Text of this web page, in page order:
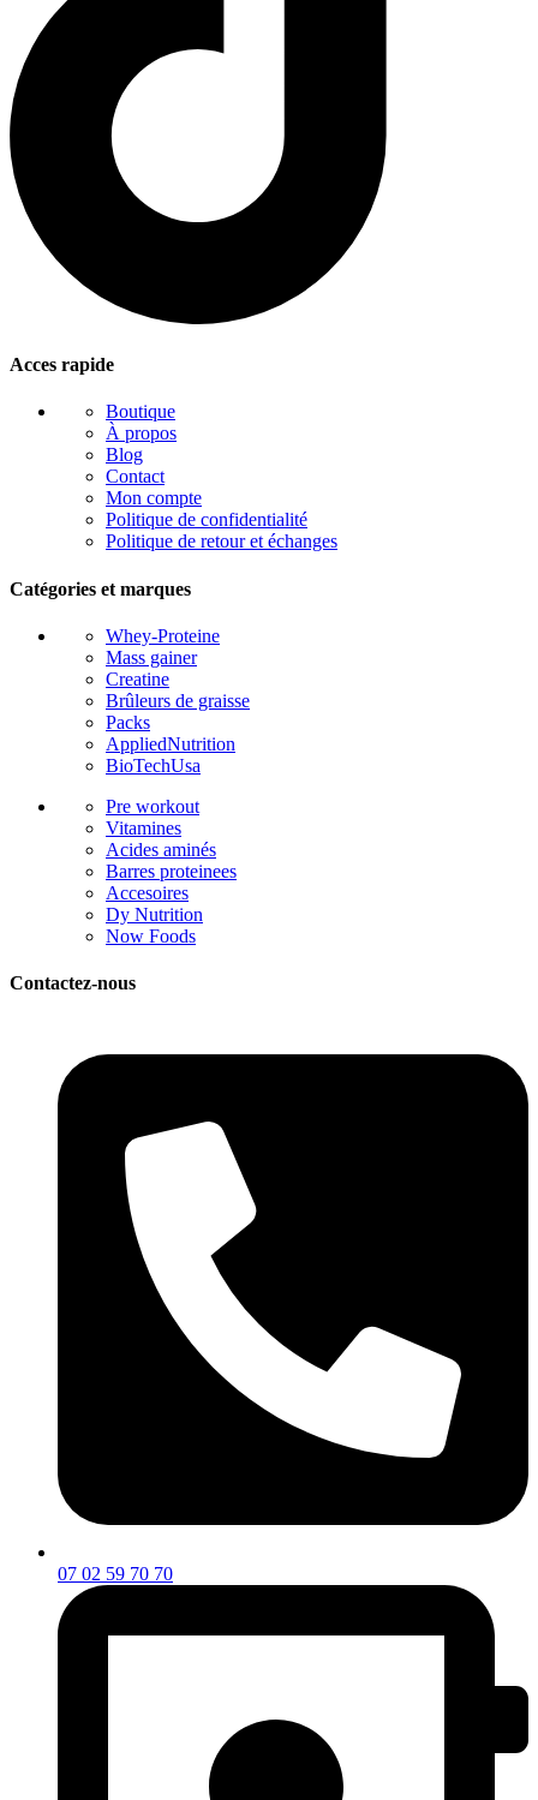
Acces rapide
Boutique
À propos
Blog
Contact
Mon compte
Politique de confidentialité
Politique de retour et échanges
Catégories et marques
Whey-Proteine
Mass gainer
Creatine
Brûleurs de graisse
Packs
AppliedNutrition
BioTechUsa
Pre workout
Vitamines
Acides aminés
Barres proteinees
Accesoires
Dy Nutrition
Now Foods
Contactez-nous
07 02 59 70 70